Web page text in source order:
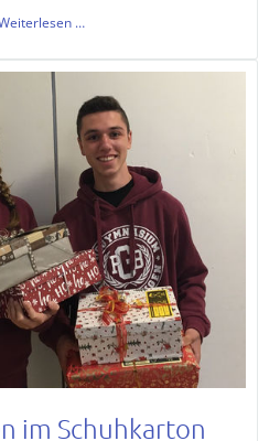
…Musicalfahrt
im Schuhkarton